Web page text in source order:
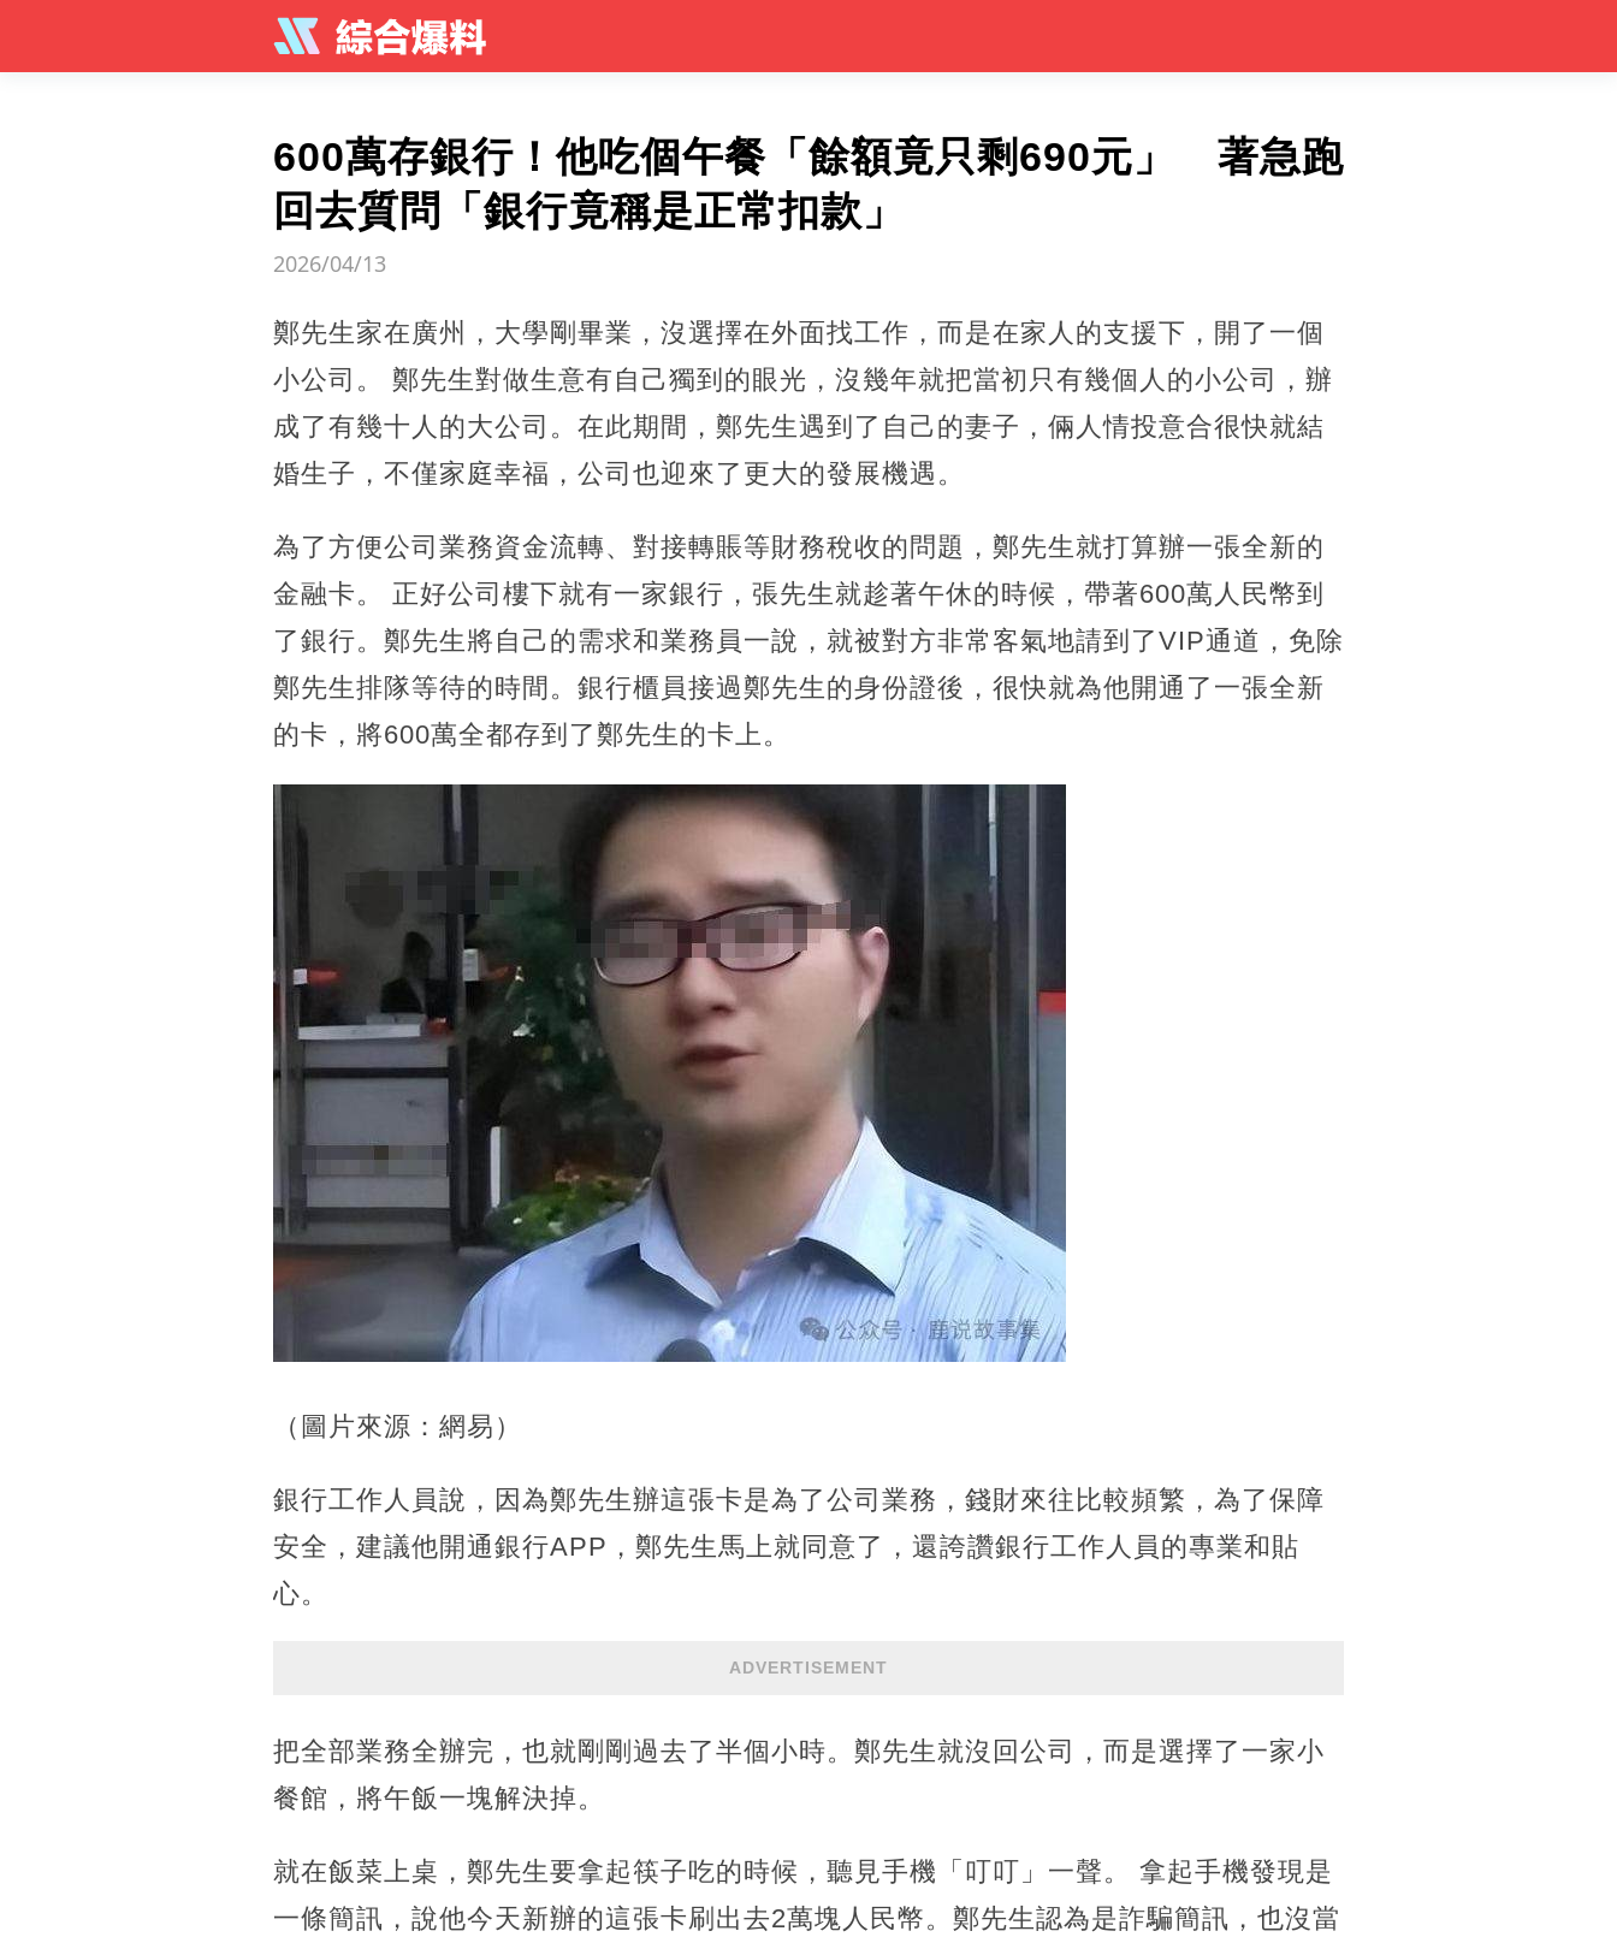
600萬存銀行！他吃個午餐「餘額竟只剩690元」 著急跑
回去質問「銀行竟稱是正常扣款」
2026/04/13
鄭先生家在廣州，大學剛畢業，沒選擇在外面找工作，而是在家人的支援下，開了一個
小公司。 鄭先生對做生意有自己獨到的眼光，沒幾年就把當初只有幾個人的小公司，辦
成了有幾十人的大公司。在此期間，鄭先生遇到了自己的妻子，倆人情投意合很快就結
婚生子，不僅家庭幸福，公司也迎來了更大的發展機遇。
為了方便公司業務資金流轉、對接轉賬等財務稅收的問題，鄭先生就打算辦一張全新的
金融卡。 正好公司樓下就有一家銀行，張先生就趁著午休的時候，帶著600萬人民幣到
了銀行。鄭先生將自己的需求和業務員一說，就被對方非常客氣地請到了VIP通道，免除
鄭先生排隊等待的時間。銀行櫃員接過鄭先生的身份證後，很快就為他開通了一張全新
的卡，將600萬全都存到了鄭先生的卡上。
（圖片來源：網易）
銀行工作人員說，因為鄭先生辦這張卡是為了公司業務，錢財來往比較頻繁，為了保障
安全，建議他開通銀行APP，鄭先生馬上就同意了，還誇讚銀行工作人員的專業和貼
心。
ADVERTISEMENT
把全部業務全辦完，也就剛剛過去了半個小時。鄭先生就沒回公司，而是選擇了一家小
餐館，將午飯一塊解決掉。
就在飯菜上桌，鄭先生要拿起筷子吃的時候，聽見手機「叮叮」一聲。 拿起手機發現是
一條簡訊，說他今天新辦的這張卡刷出去2萬塊人民幣。鄭先生認為是詐騙簡訊，也沒當